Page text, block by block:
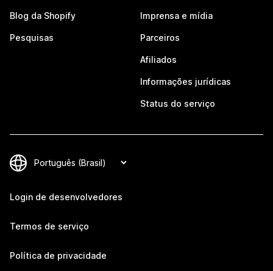
Blog da Shopify
Pesquisas
Imprensa e mídia
Parceiros
Afiliados
Informações jurídicas
Status do serviço
Login de desenvolvedores
Termos de serviço
Política de privacidade